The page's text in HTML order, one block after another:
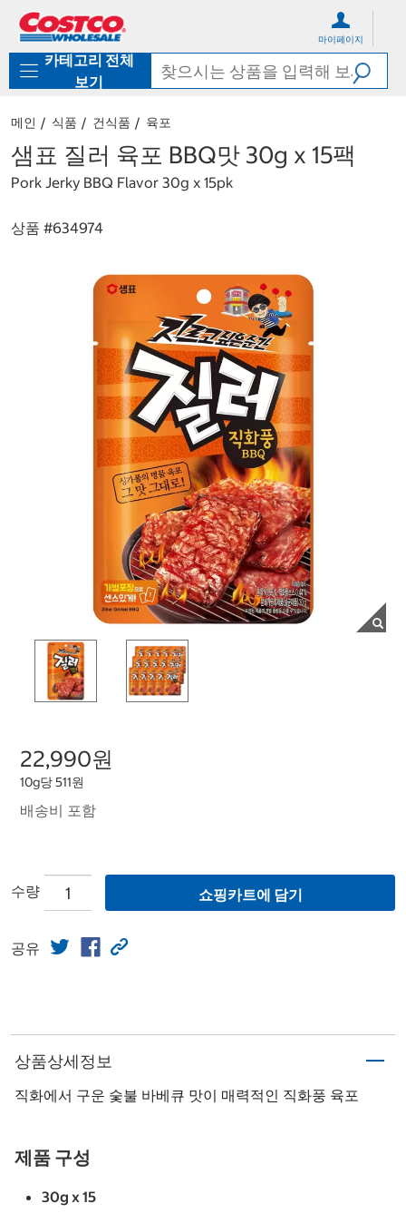
로
기
가
마이페이지
카테고리 전체
보기
메인 식품 건식품 육포
샘표 질러 육포 BBQ맛 30g x 15팩
Pork Jerky BBQ Flavor 30g x 15pk
상품 #634974
22,990원
10g당 511원
배송비 포함
수량 쇼핑카트에 담기
공유
상품상세정보
직화에서 구운 숯불 바베큐 맛이 매력적인 직화풍 육포
제품 구성
30g x 15